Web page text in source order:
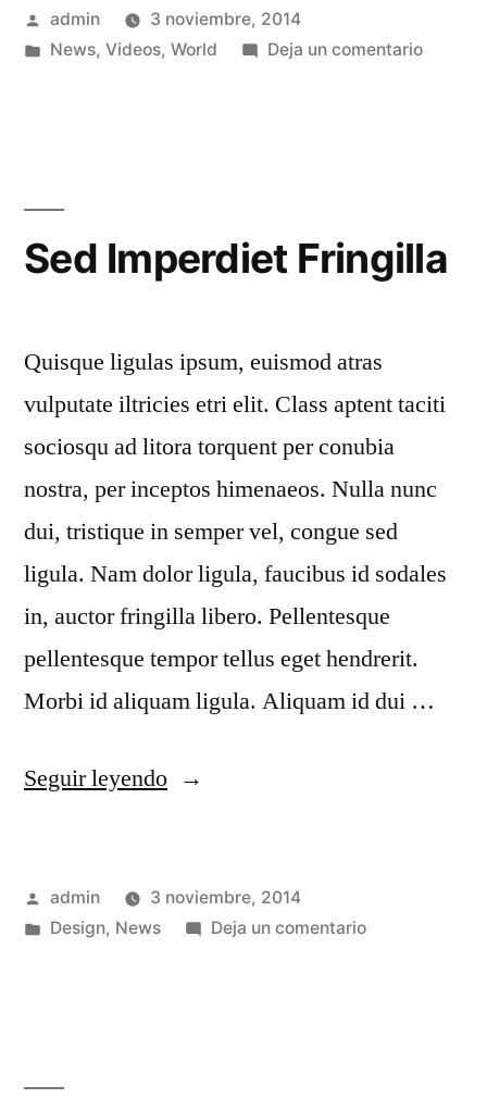
admin
3 noviembre, 2014
News, Videos, World Deja un comentario
Sed Imperdiet Fringilla
Quisque ligulas ipsum, euismod atras
vulputate iltricies etri elit. Class aptent taciti
sociosqu ad litora torquent per conubia
nostra, per inceptos himenaeos. Nulla nunc
dui, tristique in semper vel, congue sed
ligula. Nam dolor ligula, faucibus id sodales
in, auctor fringilla libero. Pellentesque
pellentesque tempor tellus eget hendrerit.
Morbi id aliquam ligula. Aliquam id dui …
Seguir leyendo
admin
3 noviembre, 2014
Design, News Deja un comentario